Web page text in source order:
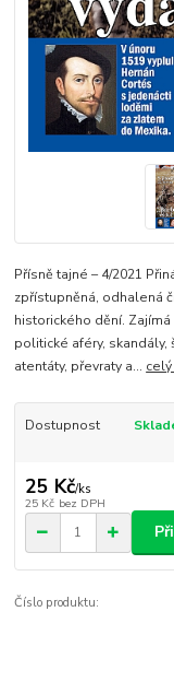
Přísně tajné – 4/2021
zpřístupněná, odhalená
historického dění.
politické aféry,
atentáty, převraty a...
Dostupnost
25 Kč/ks
25 Kč bez DPH
Číslo produktu: